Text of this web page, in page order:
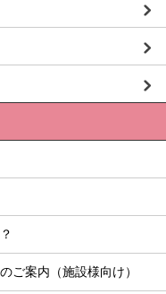
ご案内（施設様向け）